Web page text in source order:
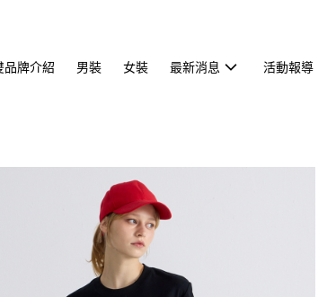
品牌介紹 男裝 女裝 最新消息 活動報導